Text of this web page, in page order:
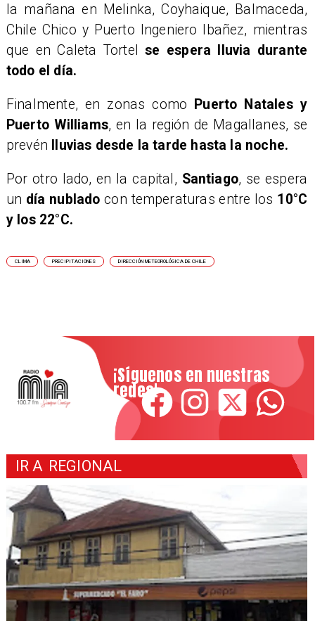
la mañana en Melinka, Coyhaique, Balmaceda,
Chile Chico y Puerto Ingeniero Ibañez, mientras
que en Caleta Tortel se espera lluvia durante
todo el día.
​Finalmente, en zonas como Puerto Natales y
Puerto Williams, en la región de Magallanes, se
prevén lluvias desde la tarde hasta la noche.
​Por otro lado, en la capital, Santiago, se espera
un día nubladocon temperaturas entre los 10°C
y los 22°C.
CLIMA PRECIPITACIONES DIRECCIÓN METEOROLÓGICA DE CHILE
¡Síguenos en nuestras
redes!
IR A REGIONAL